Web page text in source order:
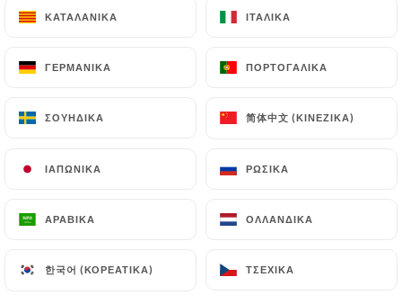
ΚΑΤΑΛΑΝΙΚΆ ΙΤΑΛΙΚΆ
ΓΕΡΜΑΝΙΚΆ ΠΟΡΤΟΓΑΛΙΚΆ
ΣΟΥΗΔΙΚΆ 简体中文 (ΚΙΝΈΖΙΚΑ)
ΙΑΠΩΝΙΚΆ ΡΩΣΙΚΆ
ΑΡΑΒΙΚΆ ΟΛΛΑΝΔΙΚΆ
한국어 (ΚΟΡΕΆΤΙΚΑ) ΤΣΈΧΙΚΑ
ΚΑΤΑΛΑΝΙΚΆ ΙΤΑΛΙΚΆ
ΓΕΡΜΑΝΙΚΆ ΠΟΡΤΟΓΑΛΙΚΆ
ΣΟΥΗΔΙΚΆ 简体中文 (ΚΙΝΈΖΙΚΑ)
ΙΑΠΩΝΙΚΆ ΡΩΣΙΚΆ
ΑΡΑΒΙΚΆ ΟΛΛΑΝΔΙΚΆ
한국어 (ΚΟΡΕΆΤΙΚΑ) ΤΣΈΧΙΚΑ